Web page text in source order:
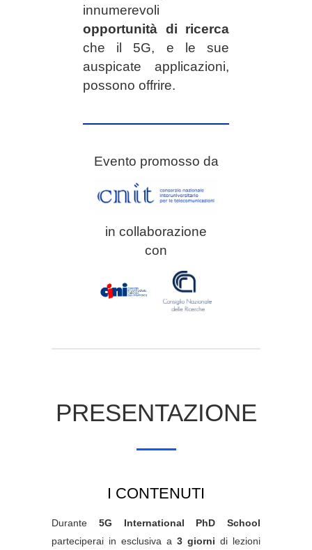
innumerevoli
opportunità di ricerca
che il 5G, e le sue
auspicate applicazioni,
possono offrire.
Evento promosso da
in collaborazione
con
PRESENTAZIONE
I CONTENUTI
Durante 5G International PhD School
parteciperai in esclusiva a 3 giorni di lezioni